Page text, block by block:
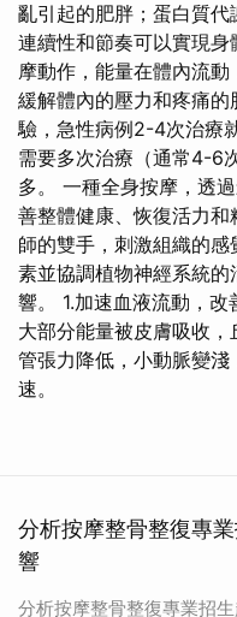
亂引起的肥胖；蛋白質
連續性和節奏可以實現
摩動作，能量在體內流動
緩解體內的壓力和疼痛的
驗，急性病例2-4次治療
需要多次治療（通常4-6
多。 一種全身按摩，透
善整體健康、恢復活力
師的雙手，刺激組織的
素並協調植物神經系統
響。 1.加速血液流動，改
大部分能量被皮膚吸收
管張力降低，小動脈變
速。
分析按摩整骨整復專
響
分析按摩整骨整復專業招